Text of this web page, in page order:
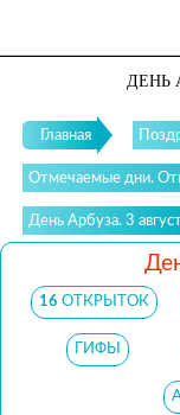
ДЕНЬ
Главная
Отмечаемые дни.
День Арбуза. 3
16 ОТКРЫТОК
ГИФЫ